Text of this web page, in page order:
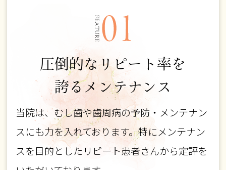
圧倒的なリピート率を
誇るメンテナンス
当院は、むし歯や歯周病の予防・メンテナン
スにも力を入れております。特にメンテナン
スを目的としたリピート患者さんから定評を